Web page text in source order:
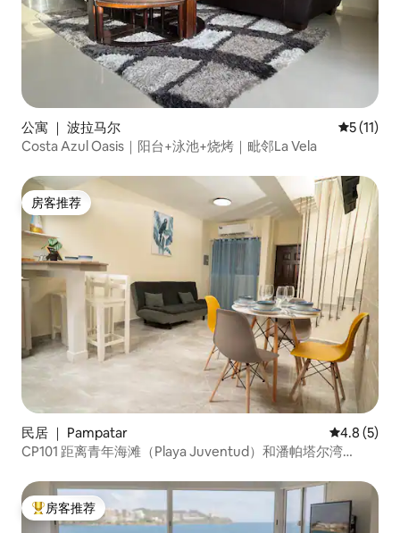
公寓 ｜ 波拉马尔 平均评分
5 (11)
Costa Azul Oasis｜阳台+泳池+烧烤｜毗邻La Vela
房客推荐
房客推荐
民居 ｜ Pampatar 平均评分
4.8 (5)
CP101 距离青年海滩（Playa Juventud）和潘帕塔尔湾
热门「房客推荐」
房客推荐